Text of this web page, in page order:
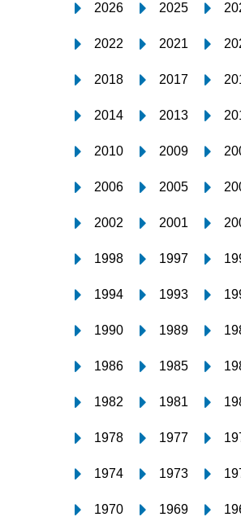
2026 2025
2022 2021
2018 2017
2014 2013
2010 2009
2006 2005
2002 2001
1998 1997
1994 1993
1990 1989
1986 1985
1982 1981
1978 1977
1974 1973
1970 1969